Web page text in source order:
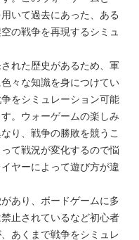
いて過去にあった、ある
の戦争を再現するシミュ
れた歴史があるため、軍
々な知識を身につけてい
をシミュレーション可能
。ウォーゲームの楽しみ
り、戦争の勝敗を競うこ
て戦況が変化するので悩
ヤーによって遊び方が違
あり、ボードゲームに多
止されているなど初心者
あくまで戦争をシミュレ